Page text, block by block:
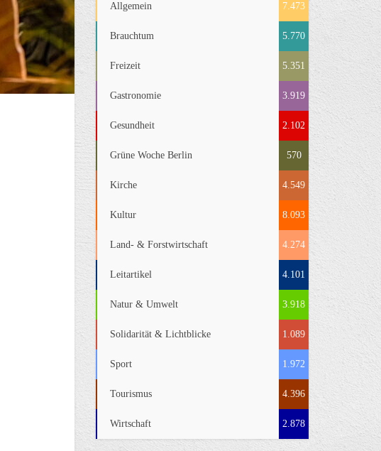
Allgemein 7.473
Brauchtum 5.770
Freizeit 5.351
Gastronomie 3.919
Gesundheit 2.102
Grüne Woche Berlin 570
Kirche 4.549
Kultur 8.093
Land- & Forstwirtschaft 4.274
Leitartikel 4.101
Natur & Umwelt 3.918
Solidarität & Lichtblicke 1.089
Sport 1.972
Tourismus 4.396
Wirtschaft 2.878